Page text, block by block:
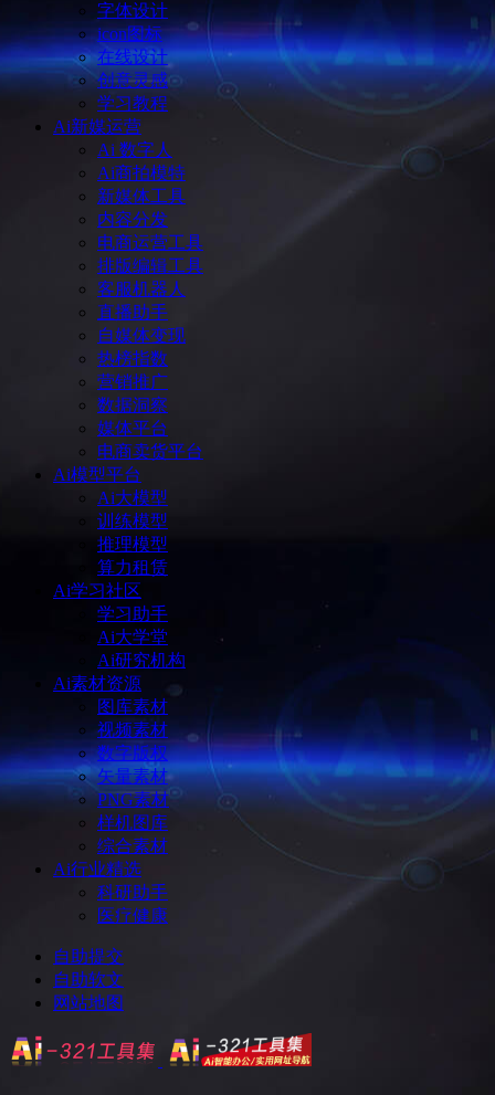
字体设计
icon图标
在线设计
创意灵感
学习教程
Ai新媒运营
Ai 数字人
Ai商拍模特
新媒体工具
内容分发
电商运营工具
排版编辑工具
客服机器人
直播助手
自媒体变现
热榜指数
营销推广
数据洞察
媒体平台
电商卖货平台
Ai模型平台
Ai大模型
训练模型
推理模型
算力租赁
Ai学习社区
学习助手
Ai大学堂
Ai研究机构
Ai素材资源
图库素材
视频素材
数字版权
矢量素材
PNG素材
样机图库
综合素材
Ai行业精选
科研助手
医疗健康
自助提交
自助软文
网站地图